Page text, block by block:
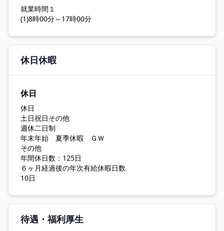
就業時間１
(1)8時00分～17時00分
休日休暇
休日
休日
土日祝日その他
週休二日制
年末年始 夏季休暇 ＧＷ
その他
年間休日数：125日
６ヶ月経過後の年次有給休暇日数
10日
待遇・福利厚生